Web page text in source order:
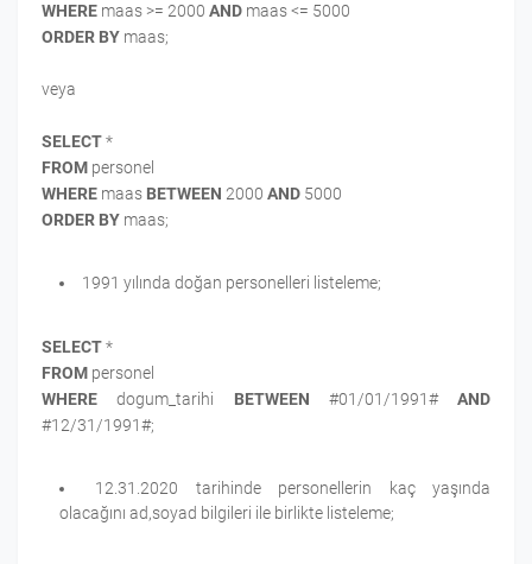
WHERE maas >= 2000 AND maas <= 5000
ORDER BY maas;
veya
SELECT*
FROM personel
WHERE maas BETWEEN 2000 AND 5000
ORDER BY maas;
1991 yılında doğan personelleri listeleme;
SELECT*
FROM personel
WHERE dogum_tarihi BETWEEN #01/01/1991# AND
#12/31/1991#;
12.31.2020 tarihinde personellerin kaç yaşında
olacağını ad,soyad bilgileri ile birlikte listeleme;